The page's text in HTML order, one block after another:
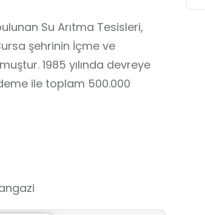
Su Arıtma Tesisleri,
şehrinin İçme ve
1985 yılında devreye
ile toplam 500.000